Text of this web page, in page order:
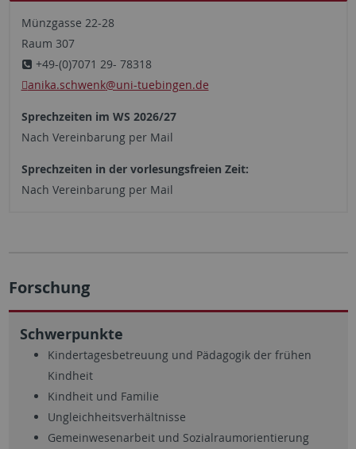
Münzgasse 22-28
Raum 307
+49-(0)7071 29- 78318
anika.schwenk@uni-tuebingen.de
Sprechzeiten im WS 2026/27
Nach Vereinbarung per Mail
Sprechzeiten in der vorlesungsfreien Zeit:
Nach Vereinbarung per Mail
Forschung
Schwerpunkte
Kindertagesbetreuung und Pädagogik der frühen
Kindheit
Kindheit und Familie
Ungleichheitsverhältnisse
Gemeinwesenarbeit und Sozialraumorientierung